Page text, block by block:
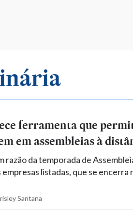
ferramenta que
em assembleias à
razão da temporada de
listadas, que se encerra
Santana